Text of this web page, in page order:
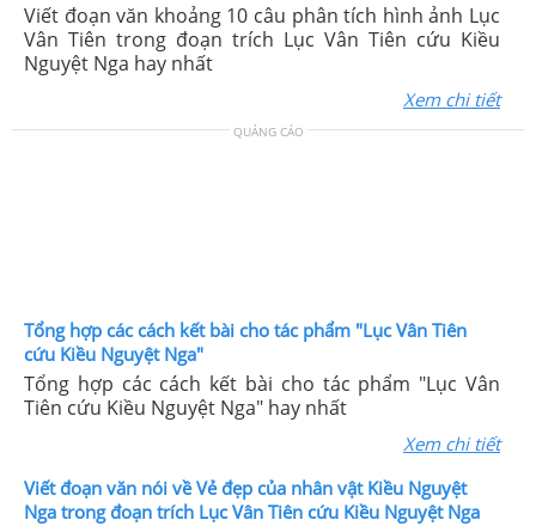
Viết đoạn văn khoảng 10 câu phân tích hình ảnh Lục
Vân Tiên trong đoạn trích Lục Vân Tiên cứu Kiều
Nguyệt Nga hay nhất
Xem chi tiết
QUẢNG CÁO
Tổng hợp các cách kết bài cho tác phẩm "Lục Vân Tiên
cứu Kiều Nguyệt Nga"
Tổng hợp các cách kết bài cho tác phẩm "Lục Vân
Tiên cứu Kiều Nguyệt Nga" hay nhất
Xem chi tiết
Viết đoạn văn nói về Vẻ đẹp của nhân vật Kiều Nguyệt
Nga trong đoạn trích Lục Vân Tiên cứu Kiều Nguyệt Nga